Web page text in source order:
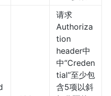
请求
Authoriza
tion
header中
中“Creden
tial”至少包
含5项以斜